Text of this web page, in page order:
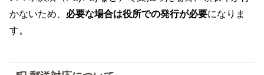
かないため、 必要な場合は役所での発行が必要になりま
す。